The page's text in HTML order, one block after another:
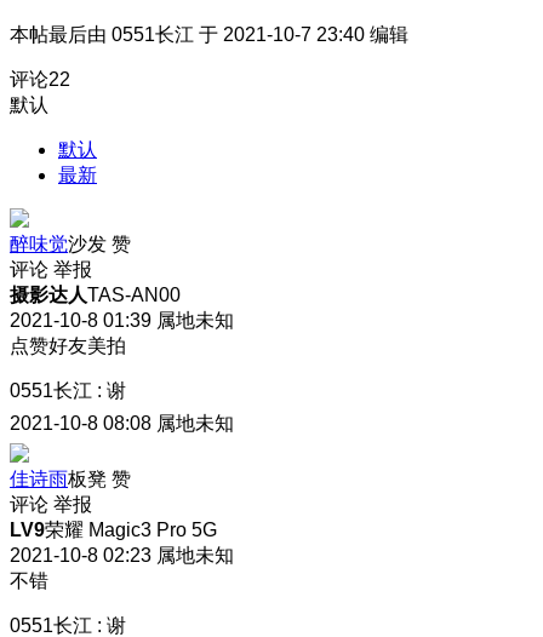
本帖最后由 0551长江 于 2021-10-7 23:40 编辑
评论22
默认
默认
最新
醉味觉沙发 赞
评论 举报
摄影达人TAS-AN00
2021-10-8 01:39 属地未知
点赞好友美拍
0551长江 : 谢
2021-10-8 08:08 属地未知
佳诗雨板凳 赞
评论 举报
LV9荣耀 Magic3 Pro 5G
2021-10-8 02:23 属地未知
不错
0551长江 : 谢